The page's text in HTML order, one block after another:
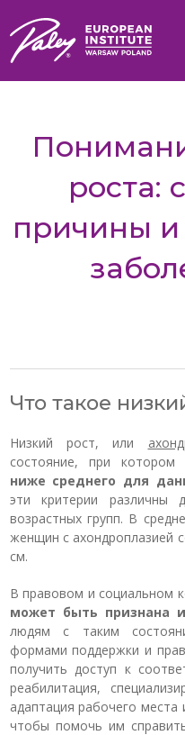
роста:
причины и
Что такое
Низкий рост, или
состояние, при котором
ниже среднего для
эти критерии различны
возрастных групп. В
женщин с ахондроплазией
см.
В правовом и социальном
может быть признана
людям с таким
формами поддержки и
получить доступ к
реабилитация,
адаптация рабочего
чтобы помочь им